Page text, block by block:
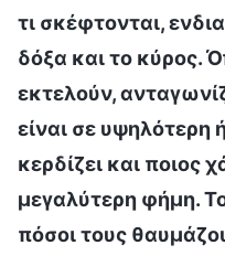
τι σκέφτονται,
δόξα και το κύρος.
εκτελούν,
είναι σε υψηλότερη
κερδίζει και ποιος
μεγαλύτερη φήμη.
πόσοι τους